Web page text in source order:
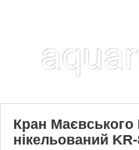
Кран Маєвського
нікельований